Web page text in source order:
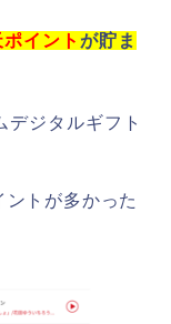
イント が貯ま
デジタルギフト
トが多かった